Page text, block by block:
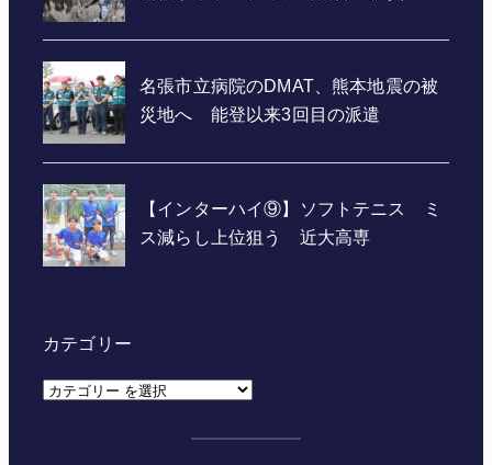
カテゴリー
カ